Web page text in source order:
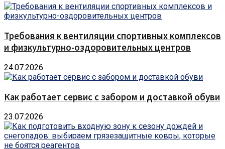
Требования к вентиляции спортивных комплексов
и физкультурно-оздоровительных центров
24.07.2026
Как работает сервис с забором и доставкой обуви
23.07.2026